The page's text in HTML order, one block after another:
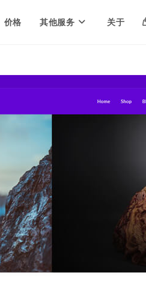
价格 其他服务 关于